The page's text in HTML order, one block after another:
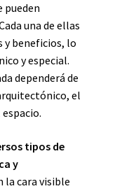
pueden
una de ellas
y beneficios, lo
y especial.
dependerá de
el
tipos de
y
la cara visible